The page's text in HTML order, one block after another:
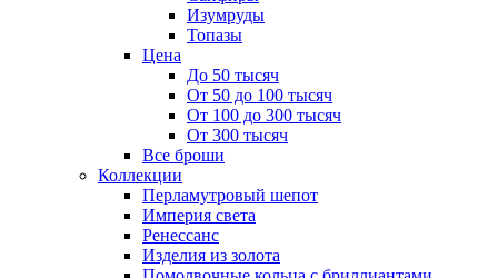
Изумруды
Топазы
Цена
До 50 тысяч
От 50 до 100 тысяч
От 100 до 300 тысяч
От 300 тысяч
Все броши
Коллекции
Перламутровый шепот
Империя света
Ренессанс
Изделия из золота